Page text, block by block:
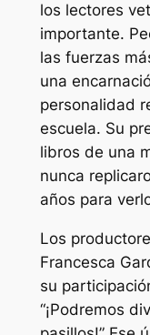
los lectores
importante.
las fuerzas
una
personalidad
escuela. Su
libros de una
nunca
años para
Los
Francesca
su
“¡Podremos